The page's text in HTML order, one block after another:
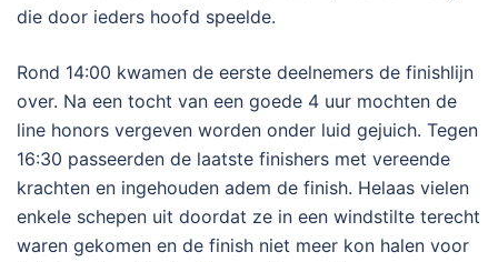
die door ieders hoofd speelde.
Rond 14:00 kwamen de eerste deelnemers de finishlijn
over. Na een tocht van een goede 4 uur mochten de
line honors vergeven worden onder luid gejuich. Tegen
16:30 passeerden de laatste finishers met vereende
krachten en ingehouden adem de finish. Helaas vielen
enkele schepen uit doordat ze in een windstilte terecht
waren gekomen en de finish niet meer kon halen voor